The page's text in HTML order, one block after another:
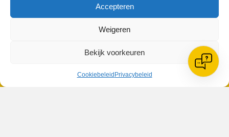
Accepteren
Weigeren
Bekijk voorkeuren
Cookiebeleid Privacybeleid
Reglementen
Belangrijke gegevens